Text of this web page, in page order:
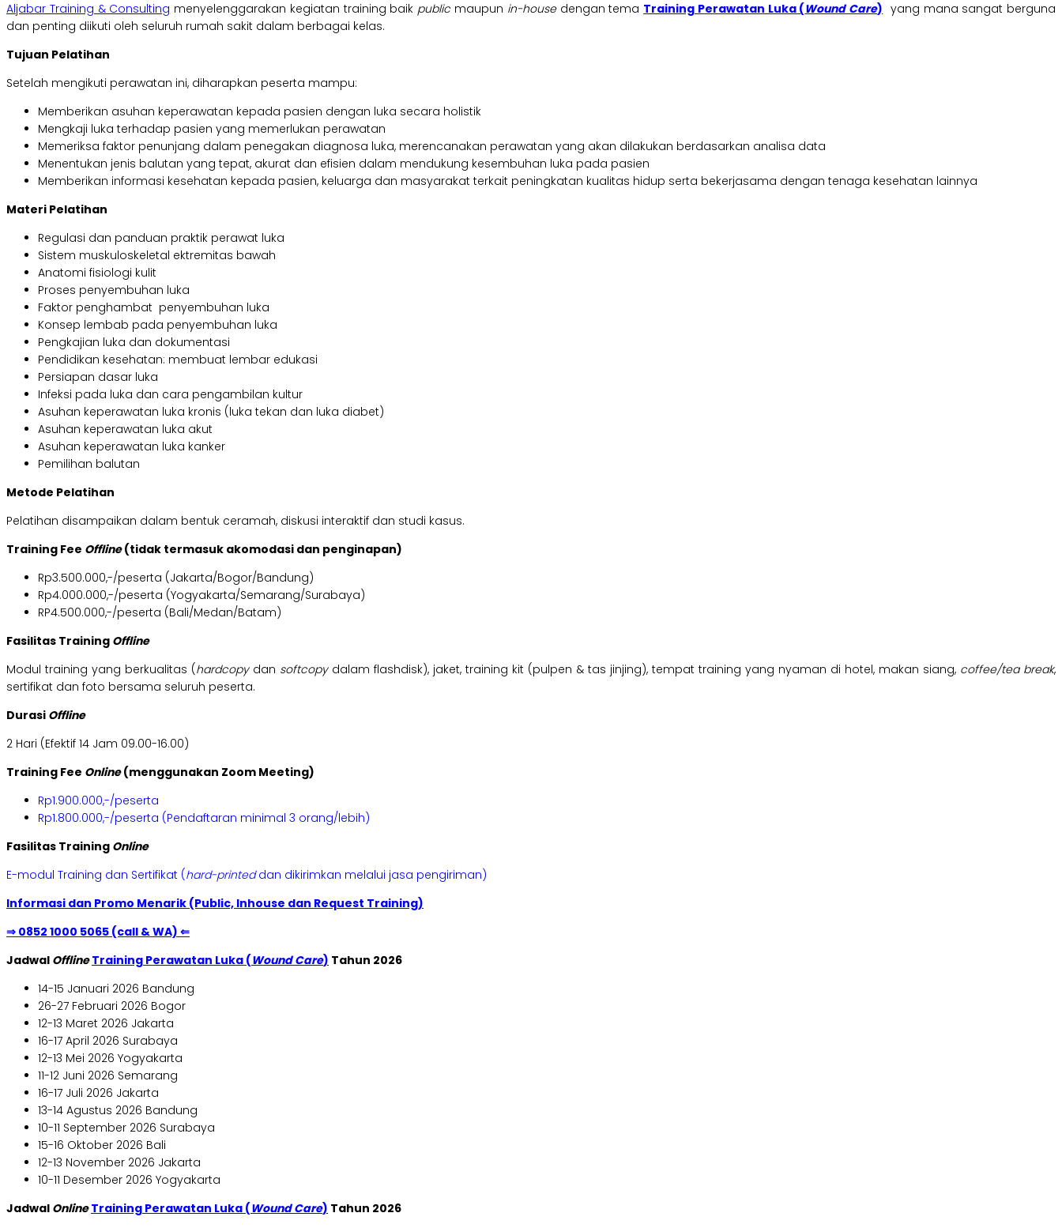
Aljabar Training & Consulting menyelenggarakan kegiatan training baik publicmaupun in-housedengan tema Training Perawatan Luka (Wound Care) yang mana sangat berguna
dan penting diikuti oleh seluruh rumah sakit dalam berbagai kelas.
Tujuan Pelatihan
Setelah mengikuti perawatan ini, diharapkan peserta mampu:
Memberikan asuhan keperawatan kepada pasien dengan luka secara holistik
Mengkaji luka terhadap pasien yang memerlukan perawatan
Memeriksa faktor penunjang dalam penegakan diagnosa luka, merencanakan perawatan yang akan dilakukan berdasarkan analisa data
Menentukan jenis balutan yang tepat, akurat dan efisien dalam mendukung kesembuhan luka pada pasien
Memberikan informasi kesehatan kepada pasien, keluarga dan masyarakat terkait peningkatan kualitas hidup serta bekerjasama dengan tenaga kesehatan lainnya
Materi Pelatihan
Regulasi dan panduan praktik perawat luka
Sistem muskuloskeletal ektremitas bawah
Anatomi fisiologi kulit
Proses penyembuhan luka
Faktor penghambat penyembuhan luka
Konsep lembab pada penyembuhan luka
Pengkajian luka dan dokumentasi
Pendidikan kesehatan: membuat lembar edukasi
Persiapan dasar luka
Infeksi pada luka dan cara pengambilan kultur
Asuhan keperawatan luka kronis (luka tekan dan luka diabet)
Asuhan keperawatan luka akut
Asuhan keperawatan luka kanker
Pemilihan balutan
Metode Pelatihan
Pelatihan disampaikan dalam bentuk ceramah, diskusi interaktif dan studi kasus.
Training Fee Offline(tidak termasuk akomodasi dan penginapan)
Rp3.500.000,-/peserta (Jakarta/Bogor/Bandung)
Rp4.000.000,-/peserta (Yogyakarta/Semarang/Surabaya)
RP4.500.000,-/peserta (Bali/Medan/Batam)
Fasilitas Training Offline
Modul training yang berkualitas (hardcopydan softcopy dalam flashdisk), jaket, training kit (pulpen & tas jinjing), tempat training yang nyaman di hotel, makan siang, coffee/tea break,
sertifikat dan foto bersama seluruh peserta.
Durasi Offline
2 Hari (Efektif 14 Jam 09.00-16.00)
Training Fee Online(menggunakan Zoom Meeting)
Rp1.900.000,-/peserta
Rp1.800.000,-/peserta (Pendaftaran minimal 3 orang/lebih)
Fasilitas Training Online
E-modul Training dan Sertifikat (hard-printeddan dikirimkan melalui jasa pengiriman)
Informasi dan Promo Menarik (Public, Inhouse dan Request Training)
⇒ 0852 1000 5065 (call & WA) ⇐
Jadwal OfflineTraining Perawatan Luka (Wound Care) Tahun 2026
14-15 Januari 2026 Bandung
26-27 Februari 2026 Bogor
12-13 Maret 2026 Jakarta
16-17 April 2026 Surabaya
12-13 Mei 2026 Yogyakarta
11-12 Juni 2026 Semarang
16-17 Juli 2026 Jakarta
13-14 Agustus 2026 Bandung
10-11 September 2026 Surabaya
15-16 Oktober 2026 Bali
12-13 November 2026 Jakarta
10-11 Desember 2026 Yogyakarta
Jadwal Online Training Perawatan Luka (Wound Care) Tahun 2026